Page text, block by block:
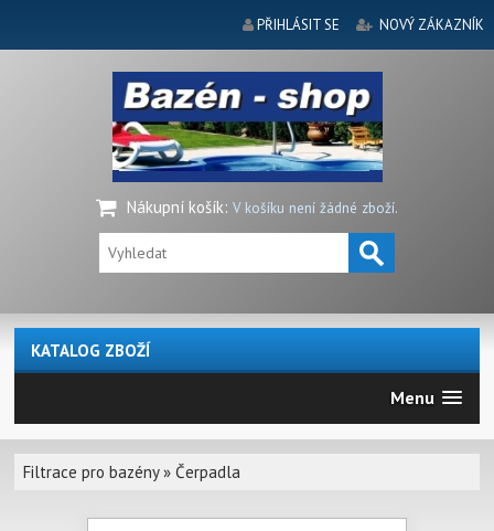
PŘIHLÁSIT SE NOVÝ ZÁKAZNÍK
Nákupní košík: V košíku není žádné zboží.
KATALOG ZBOŽÍ
Menu
Filtrace pro bazény»Čerpadla